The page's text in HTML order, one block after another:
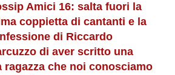
Amici 16: salta fuori la
coppietta di cantanti e la
di Riccardo
di aver scritto una
ragazza che noi conosciamo